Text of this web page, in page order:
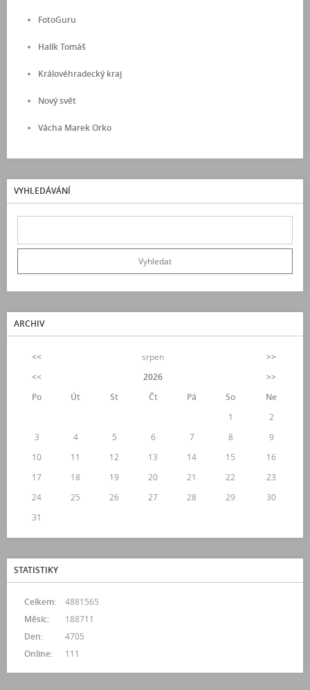
FotoGuru
Halík Tomáš
Královéhradecký kraj
Nový svět
Vácha Marek Orko
VYHLEDÁVÁNÍ
ARCHIV
<< srpen
>>
<<
2026
>>
Po
Út St Čt Pá So
Ne
1
2
3
4 5 6 7 8
9
10
11 12 13 14 15
16
17
18 19 20 21 22
23
24
25 26 27 28 29
30
31
STATISTIKY
Online: 111
Celkem:
4881565
Měsíc:
188711
Den:
4705